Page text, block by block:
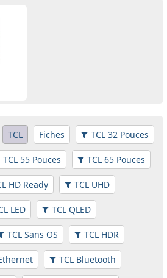
TCL Fiches TCL 32 Pouces
TCL 55 Pouces TCL 65 Pouces
HD Ready TCL UHD
LED TCL QLED
TCL Sans OS TCL HDR
TCL Bluetooth